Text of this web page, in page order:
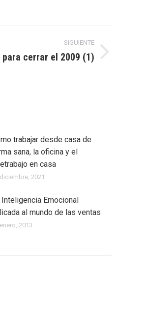
SIGUIENTE
cerrar el 2009 (1)
trabajar desde casa de
sana, la oficina y el
en casa
2021
Inteligencia Emocional
al mundo de las ventas
2013